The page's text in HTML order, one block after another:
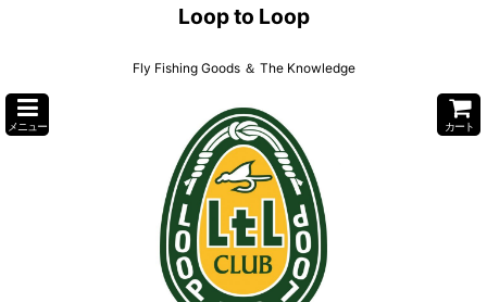
Loop to Loop
Fly Fishing Goods ＆ The Knowledge
メニュー カート